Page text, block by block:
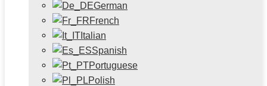
German
French
Italian
Spanish
Portuguese
Polish